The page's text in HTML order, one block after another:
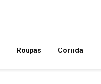
Roupas Corrida